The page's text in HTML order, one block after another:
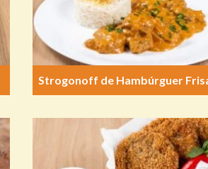
Strogonoff de Hambúrguer